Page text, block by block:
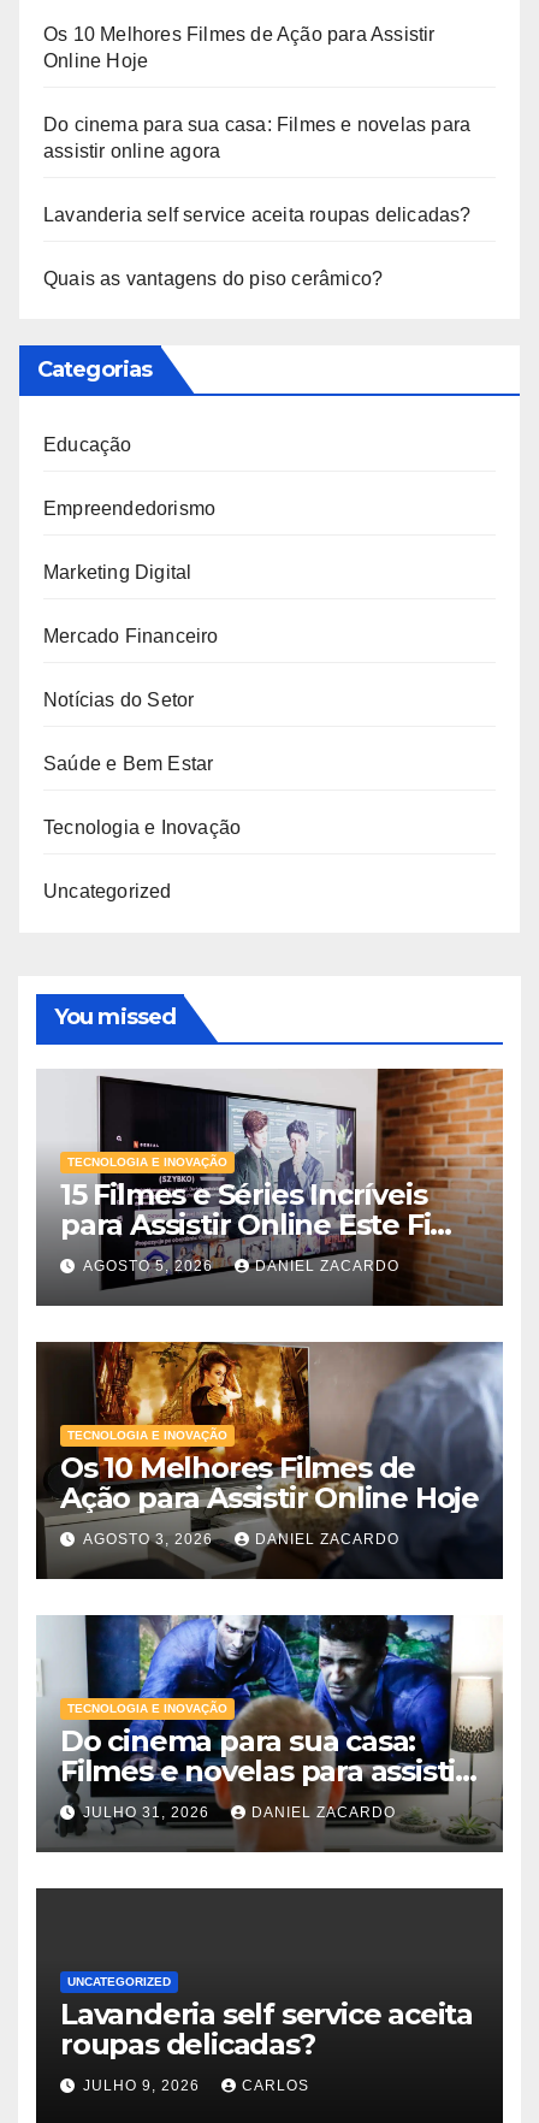
Os 10 Melhores Filmes de Ação para Assistir
Online Hoje
Do cinema para sua casa: Filmes e novelas para
assistir online agora
Lavanderia self service aceita roupas delicadas?
Quais as vantagens do piso cerâmico?
Categorias
Educação
Empreendedorismo
Marketing Digital
Mercado Financeiro
Notícias do Setor
Saúde e Bem Estar
Tecnologia e Inovação
Uncategorized
You missed
TECNOLOGIA E INOVAÇÃO
15 Filmes e Séries Incríveis
para Assistir Online Este Fim
de Semana
AGOSTO 5, 2026 DANIEL ZACARDO
TECNOLOGIA E INOVAÇÃO
Os 10 Melhores Filmes de
Ação para Assistir Online Hoje
AGOSTO 3, 2026 DANIEL ZACARDO
TECNOLOGIA E INOVAÇÃO
Do cinema para sua casa:
Filmes e novelas para assistir
online agora
JULHO 31, 2026 DANIEL ZACARDO
UNCATEGORIZED
Lavanderia self service aceita
roupas delicadas?
JULHO 9, 2026 CARLOS